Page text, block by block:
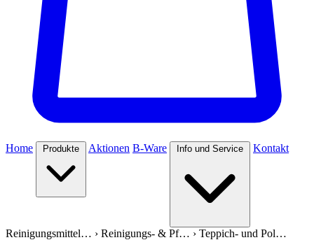
Home Produkte Aktionen B-Ware Info und Service Kontakt
Reinigungsmittel… › Reinigungs- & Pf… › Teppich- und Pol…